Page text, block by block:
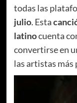
todas las
julio. Esta
latinocuenta
convertirse en
las artistas más